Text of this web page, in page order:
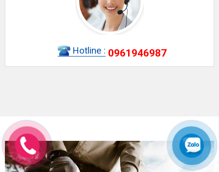
Hotline : 0961946987